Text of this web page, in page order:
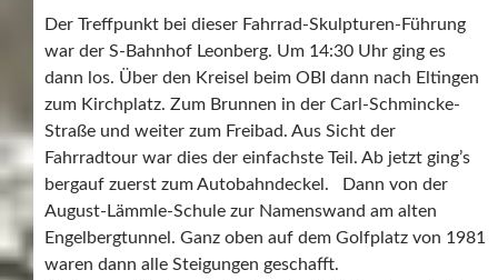
Der Treffpunkt bei dieser Fahrrad-Skulpturen-Führung
war der S-Bahnhof Leonberg. Um 14:30 Uhr ging es
dann los. Über den Kreisel beim OBI dann nach Eltingen
zum Kirchplatz. Zum Brunnen in der Carl-Schmincke-
Straße und weiter zum Freibad. Aus Sicht der
Fahrradtour war dies der einfachste Teil. Ab jetzt ging’s
bergauf zuerst zum Autobahndeckel. Dann von der
August-Lämmle-Schule zur Namenswand am alten
Engelbergtunnel. Ganz oben auf dem Golfplatz von 1981
waren dann alle Steigungen geschafft.